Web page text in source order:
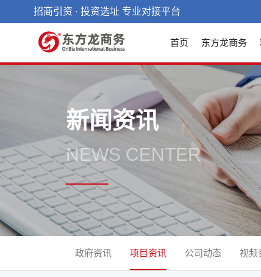
招商引资 · 投资选址 专业对接平台
首页 东方龙商务
新闻资讯
NEWS CENTER
政府资讯 项目资讯 公司动态 视频